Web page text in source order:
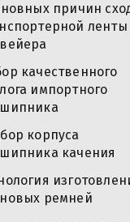
причин
ленты
качественного
импортного
корпуса
качения
ремней